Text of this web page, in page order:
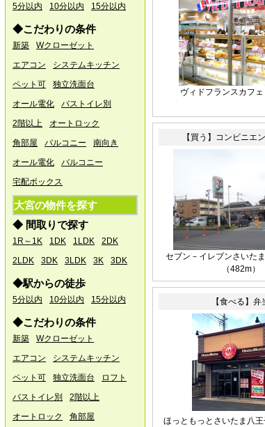
ヴィドフランスカフェ
【買う】コンビニエ
セブン－イレブンさいた
（482m）
【食べる】弁
ほっともっとさいたま八王
4/26 ●ゴールデンウィーク休
暇のお知らせ●
お客様・取引企業様 各位
誠に勝手ながら以下の通り、
休業となります。
5/1（水） ～ 5/6（月祝）
5/7(火）より通常営業いたしま
1/5●営業開始のお知らせ●
あけましておめでとうござい
ます
本日午後より通常営業となり
ます。
本年もよろしくお願いいたし
ます。
12/24
知らせ●
お客様・取引企業様 各位
誠に勝手ながら、以下のとお
よろしくお願い致します。
5分以内 10分以内 15分以内
◆こだわりの条件
新築
Wクローゼット
エアコン
システムキッチン
ペット可
独立洗面台
オール電化
バストイレ別
2階以上
オートロック
角部屋
バルコニー
南向き
オール電化
バルコニー
宅配ボックス
大宮の物件を探す
◆ 間取りで探す
1R～1K 1DK 1LDK
2DK
2LDK
3DK 3LDK 3K 3DK
◆駅からの徒歩
5分以内 10分以内 15分以内
◆こだわりの条件
新築
Wクローゼット
エアコン
システムキッチン
ペット可
独立洗面台
ロフト
バストイレ別
2階以上
オートロック
角部屋